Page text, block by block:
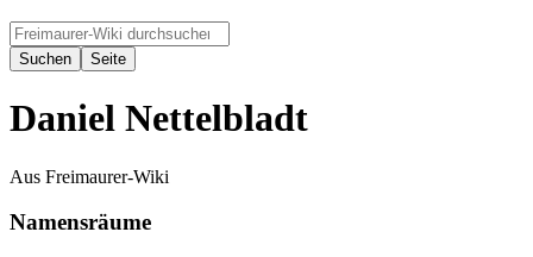
Daniel Nettelbladt
Aus Freimaurer-Wiki
Namensräume